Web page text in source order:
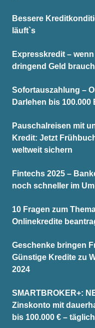
Bessere
läuft`s
Expresskredit –
dringend Geld
Sofortauszahlung –
Darlehen bis 100.000
Pauschalreisen mit
Kredit: Jetzt
weltweit sichern
Fintechs 2025 –
noch schneller im
10 Fragen zum
Onlinekredite
Geschenke bringen
Günstige Kredite zu
2024
SMARTBROKER+:
Zinskonto mit
bis 100.000 € –